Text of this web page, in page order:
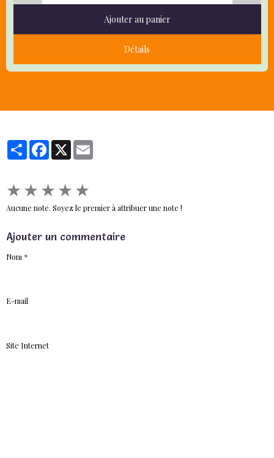
Ajouter au panier
Détails
PartagerFacebook
X
★★★★★
Aucune note. Soyez le premier à attribuer une note !
Ajouter un commentaire
Nom
E-mail
Site Internet